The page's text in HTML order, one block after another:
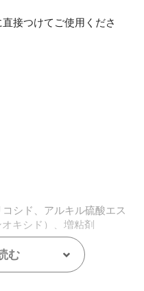
接つけてご使用くださ
シド、アルキル硫酸エス
キシド）、増粘剤
む